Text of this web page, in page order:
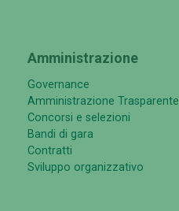
Amministrazione
Governance
Amministrazione Trasparente
Concorsi e selezioni
Bandi di gara
Contratti
Sviluppo organizzativo